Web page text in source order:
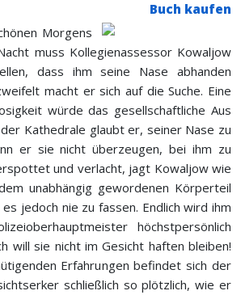
Buch kaufen
Morgens
muss Kollegienassessor Kowaljow
dass ihm seine Nase abhanden
macht er sich auf die Suche. Eine
würde das gesellschaftliche Aus
Kathedrale glaubt er, seiner Nase zu
er sie nicht überzeugen, bei ihm zu
und verlacht, jagt Kowaljow wie
unabhängig gewordenen Körperteil
jedoch nie zu fassen. Endlich wird ihm
höchstpersönlich
will sie nicht im Gesicht haften bleiben!
Erfahrungen befindet sich der
schließlich so plötzlich, wie er